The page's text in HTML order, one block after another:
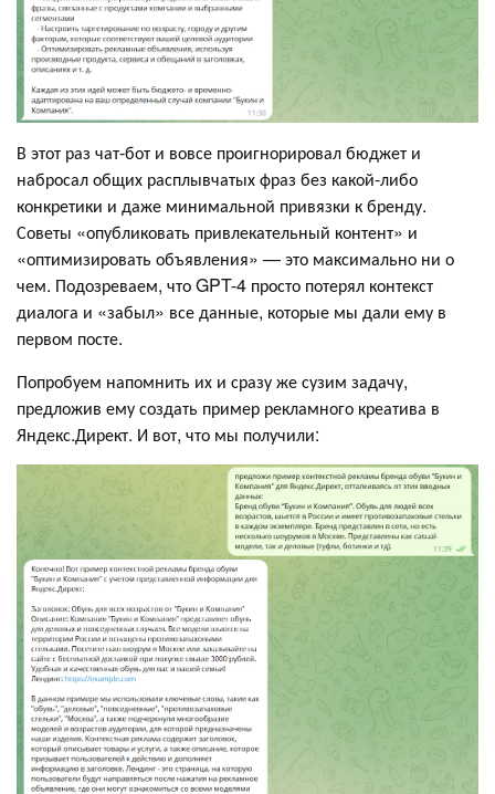
В этот раз чат-бот и вовсе проигнорировал бюджет и
набросал общих расплывчатых фраз без какой-либо
конкретики и даже минимальной привязки к бренду.
Советы «опубликовать привлекательный контент» и
«оптимизировать объявления» — это максимально ни о
чем. Подозреваем, что GPT-4 просто потерял контекст
диалога и «забыл» все данные, которые мы дали ему в
первом посте.
Попробуем напомнить их и сразу же сузим задачу,
предложив ему создать пример рекламного креатива в
Яндекс.Директ. И вот, что мы получили: